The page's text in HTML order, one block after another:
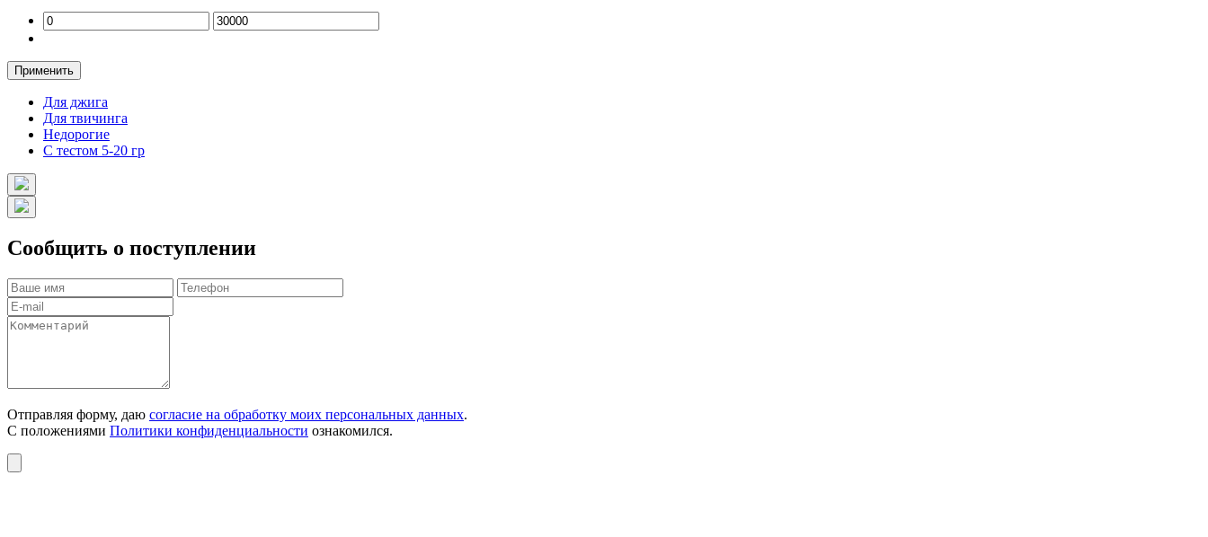
Применить
Для джига
Для твичинга
Недорогие
С тестом 5-20 гр
Сообщить о поступлении
Отправляя форму, даю согласие на обработку моих персональных данных.
С положениями Политики конфиденциальности ознакомился.